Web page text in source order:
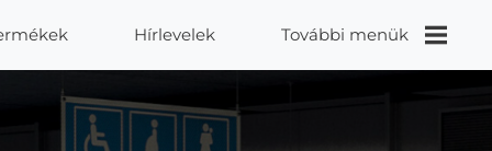
Hírlevelek További menük